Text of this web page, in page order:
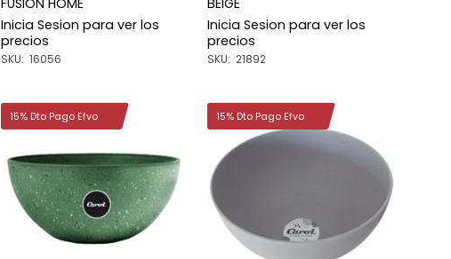
Inicia Sesion para ver los
precios
SKU: 16056
Inicia Sesion para ver los
precios
SKU: 21892
Añadir
a la
lista de
deseos
15% Dto Pago Efvo
Añadir
15% Dto Pago Efvo